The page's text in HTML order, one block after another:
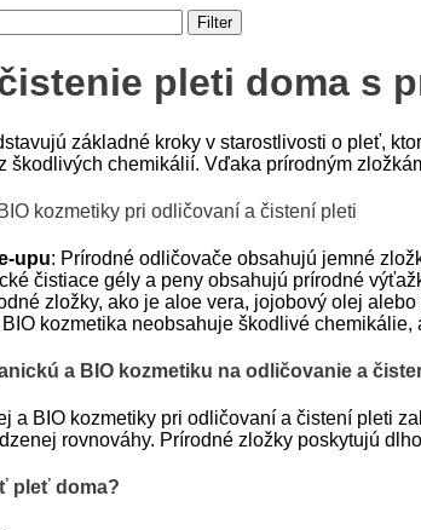
Filter
pleti doma s
základné kroky v starostlivosti o pleť,
škodlivých chemikálií. Vďaka prírodným
kozmetiky pri odličovaní a čistení pleti
upu: Prírodné odličovače obsahujú jemné
čistiace gély a peny obsahujú prírodné
zložky, ako je aloe vera, jojobový olej
BIO kozmetika neobsahuje škodlivé
a BIO kozmetiku na odličovanie a
a BIO kozmetiky pri odličovaní a čistení pleti
rovnováhy. Prírodné zložky poskytujú
pleť doma?